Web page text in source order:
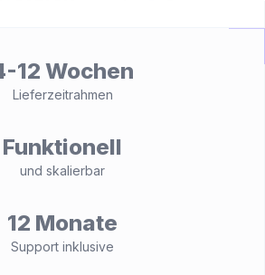
12 Wochen
Lieferzeitrahmen
Funktionell
und skalierbar
12 Monate
Support inklusive